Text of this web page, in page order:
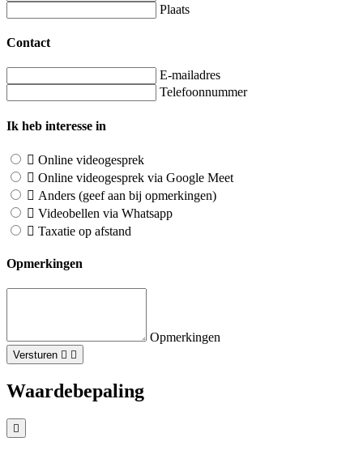
Plaats
Contact
E-mailadres
Telefoonnummer
Ik heb interesse in
Online videogesprek
Online videogesprek via Google Meet
Anders (geef aan bij opmerkingen)
Videobellen via Whatsapp
Taxatie op afstand
Opmerkingen
Opmerkingen
Versturen
Waardebepaling